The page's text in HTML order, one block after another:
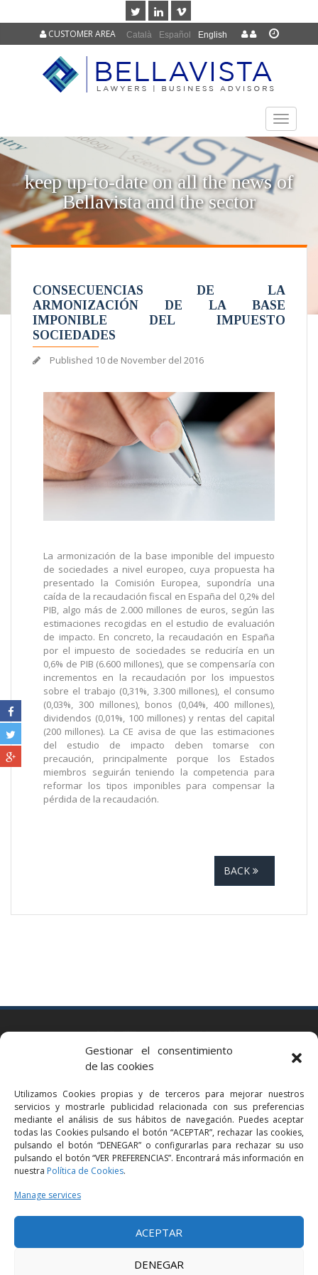
Gestionar el consentimiento
de las cookies
Utilizamos Cookies propias y de terceros para mejorar nuestros
servicios y mostrarle publicidad relacionada con sus preferencias
mediante el análisis de sus hábitos de navegación. Puedes aceptar
todas las Cookies pulsando el botón “ACEPTAR”, rechazar las cookies,
pulsando el botón “DENEGAR” o configurarlas para rechazar su uso
pulsando el botón “VER PREFERENCIAS”. Encontrará más información en
nuestra Política de Cookies.
Manage services
ACEPTAR
DENEGAR
Català Español English
CUSTOMER AREA
TOGGLE
keep up-to-date on all the news of
Bellavista and the sector
CONSECUENCIAS DE LA
ARMONIZACIÓN DE LA BASE
IMPONIBLE DEL IMPUESTO
SOCIEDADES
Published 10 de November del 2016
La armonización de la base imponible del impuesto
de sociedades a nivel europeo, cuya propuesta ha
presentado la Comisión Europea, supondría una
caída de la recaudación fiscal en España del 0,2% del
PIB, algo más de 2.000 millones de euros, según las
estimaciones recogidas en el estudio de evaluación
de impacto. En concreto, la recaudación en España
por el impuesto de sociedades se reduciría en un
0,6% de PIB (6.600 millones), que se compensaría con
incrementos en la recaudación por los impuestos
sobre el trabajo (0,31%, 3.300 millones), el consumo
(0,03%, 300 millones), bonos (0,04%, 400 millones),
dividendos (0,01%, 100 millones) y rentas del capital
(200 millones). La CE avisa de que las estimaciones
del estudio de impacto deben tomarse con
precaución, principalmente porque los Estados
miembros seguirán teniendo la competencia para
reformar los tipos imponibles para compensar la
pérdida de la recaudación.
BACK
Via Augusta 2 bis, 3º, 08006 Barcelona
bcn@bellavistalegal.eu
GRANOLLERS
C/ Sant Jaume, 16 1r, 08401 Granollers (Bcn)
+34 93 860 39 60
grn@bellavistalegal.eu
MADRID
C/ Serrano 114, 2º izq. 28006 Madrid.
+34 91 431 98 21 | +34 91 431 98 95
mad@bellavistalegal.eu